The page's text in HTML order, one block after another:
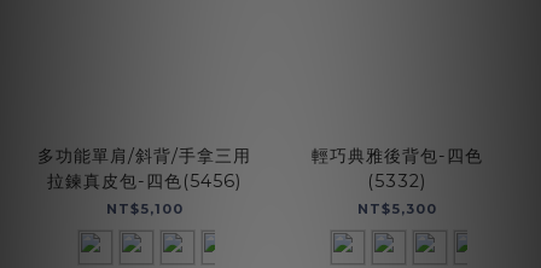
多功能單肩/斜背/手拿三用
拉鍊真皮包-四色(5456)
NT$5,100
輕巧典雅後背包-四色
(5332)
NT$5,300